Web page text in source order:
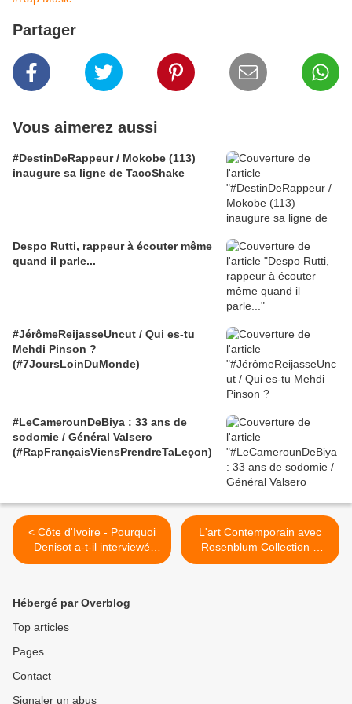
Partager
Vous aimerez aussi
#DestinDeRappeur / Mokobe (113)
inaugure sa ligne de TacoShake
Despo Rutti, rappeur à écouter même
quand il parle...
#JérômeReijasseUncut / Qui es-tu
Mehdi Pinson ?
(#7JoursLoinDuMonde)
#LeCamerounDeBiya : 33 ans de
sodomie / Général Valsero
(#RapFrançaisViensPrendreTaLeçon)
< Côte d'Ivoire - Pourquoi
Denisot a-t-il interviewé
Ouattara en duplex depuis
plus tôt ?
L'art Contemporain avec
Rosenblum Collection &
Friends >
Hébergé par Overblog
Top articles
Pages
Contact
Signaler un abus